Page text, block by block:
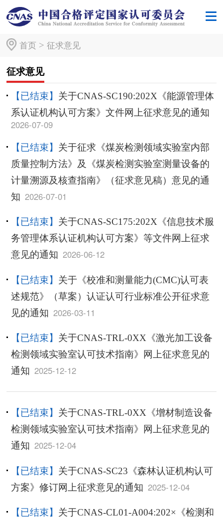
首页> 征求意见
征求意见
【已结束】 关于CNAS-SC190:202X《能源管理体
系认证机构认可方案》文件网上征求意见的通知
2026-07-09
【已结束】 关于征求《煤炭检测领域实验室内部
质量控制方法》及《煤炭检测实验室测量设备的
计量溯源及核查指南》（征求意见稿）意见的通
知 2026-07-01
【已结束】 关于CNAS-SC175:202X《信息技术服
务管理体系认证机构认可方案》等文件网上征求
意见的通知 2026-06-12
【已结束】 关于《校准和测量能力(CMC)认可表
述规范》（草案）认证认可行业标准公开征求意
见的通知 2026-03-11
【已结束】 关于CNAS-TRL-0XX《激光加工设备
检测领域实验室认可技术指南》网上征求意见的
通知 2025-12-12
【已结束】 关于CNAS-TRL-0XX《增材制造设备
检测领域实验室认可技术指南》网上征求意见的
通知 2025-12-04
【已结束】 关于CNAS-SC23《森林认证机构认可
方案》修订网上征求意见的通知 2025-12-04
【已结束】 关于CNAS-CL01-A004:202×《检测和